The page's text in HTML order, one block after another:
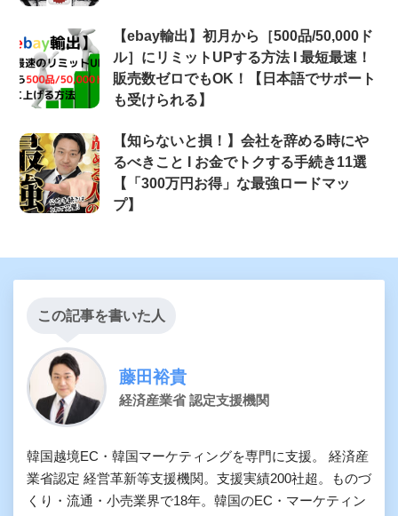
【ebay輸出】初月から［500品/50,000ド
ル］にリミットUPする方法 Ι 最短最速！
販売数ゼロでもOK！【日本語でサポート
も受けられる】
【知らないと損！】会社を辞める時にや
るべきこと Ι お金でトクする手続き11選
【「300万円お得」な最強ロードマッ
プ】
この記事を書いた人
藤田裕貴
経済産業省 認定支援機関
韓国越境EC・韓国マーケティングを専門に支援。 経済産
業省認定 経営革新等支援機関。支援実績200社超。ものづ
くり・流通・小売業界で18年。韓国のEC・マーケティン